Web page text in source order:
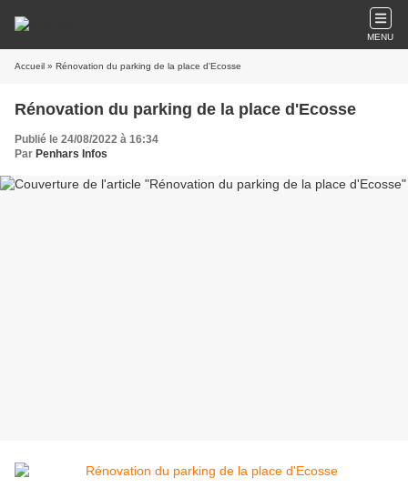
MENU
Accueil » Rénovation du parking de la place d'Ecosse
Rénovation du parking de la place d'Ecosse
Publié le 24/08/2022 à 16:34
Par Penhars Infos